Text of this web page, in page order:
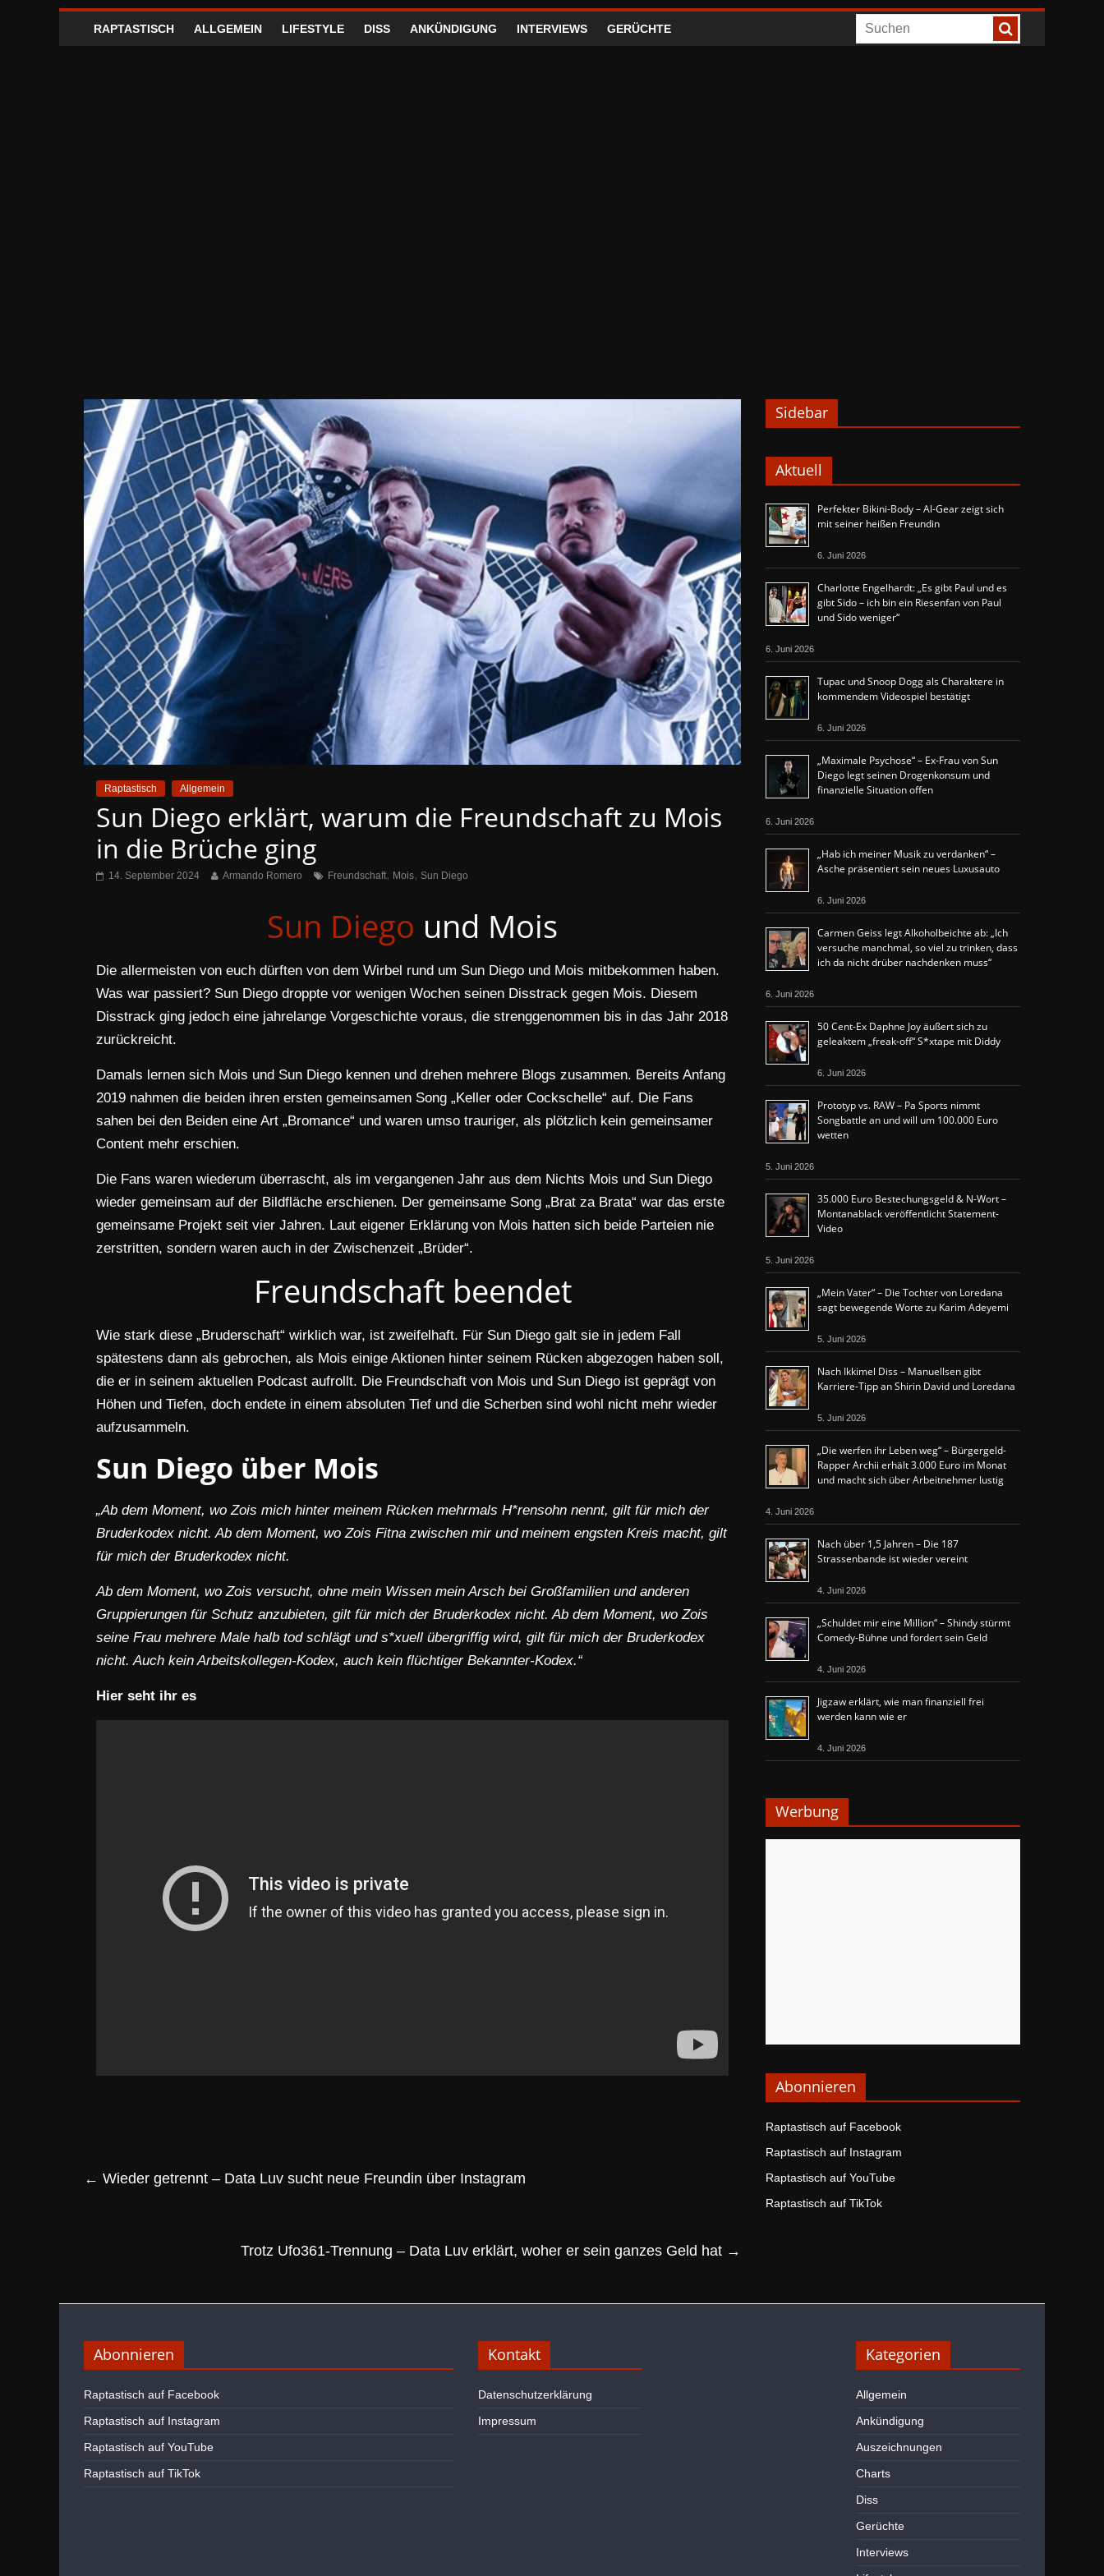
RAPTASTISCH ALLGEMEIN LIFESTYLE DISS ANKÜNDIGUNG INTERVIEWS GERÜCHTE
Raptastisch Allgemein
Sun Diego erklärt, warum die Freundschaft zu Mois
in die Brüche ging
14. September 2024 Armando Romero Freundschaft, Mois, Sun Diego
Sun Diego und Mois
Die allermeisten von euch dürften von dem Wirbel rund um Sun Diego und Mois mitbekommen haben.
Was war passiert? Sun Diego droppte vor wenigen Wochen seinen Disstrack gegen Mois. Diesem
Disstrack ging jedoch eine jahrelange Vorgeschichte voraus, die strenggenommen bis in das Jahr 2018
zurückreicht.
Damals lernen sich Mois und Sun Diego kennen und drehen mehrere Blogs zusammen. Bereits Anfang
2019 nahmen die beiden ihren ersten gemeinsamen Song „Keller oder Cockschelle“ auf. Die Fans
sahen bei den Beiden eine Art „Bromance“ und waren umso trauriger, als plötzlich kein gemeinsamer
Content mehr erschien.
Die Fans waren wiederum überrascht, als im vergangenen Jahr aus dem Nichts Mois und Sun Diego
wieder gemeinsam auf der Bildfläche erschienen. Der gemeinsame Song „Brat za Brata“ war das erste
gemeinsame Projekt seit vier Jahren. Laut eigener Erklärung von Mois hatten sich beide Parteien nie
zerstritten, sondern waren auch in der Zwischenzeit „Brüder“.
Freundschaft beendet
Wie stark diese „Bruderschaft“ wirklich war, ist zweifelhaft. Für Sun Diego galt sie in jedem Fall
spätestens dann als gebrochen, als Mois einige Aktionen hinter seinem Rücken abgezogen haben soll,
die er in seinem aktuellen Podcast aufrollt. Die Freundschaft von Mois und Sun Diego ist geprägt von
Höhen und Tiefen, doch endete in einem absoluten Tief und die Scherben sind wohl nicht mehr wieder
aufzusammeln.
Sun Diego über Mois
„Ab dem Moment, wo Zois mich hinter meinem Rücken mehrmals H*rensohn nennt, gilt für mich der
Bruderkodex nicht. Ab dem Moment, wo Zois Fitna zwischen mir und meinem engsten Kreis macht, gilt
für mich der Bruderkodex nicht.
Ab dem Moment, wo Zois versucht, ohne mein Wissen mein Arsch bei Großfamilien und anderen
Gruppierungen für Schutz anzubieten, gilt für mich der Bruderkodex nicht. Ab dem Moment, wo Zois
seine Frau mehrere Male halb tod schlägt und s*xuell übergriffig wird, gilt für mich der Bruderkodex
nicht. Auch kein Arbeitskollegen-Kodex, auch kein flüchtiger Bekannter-Kodex.“
Hier seht ihr es
← Wieder getrennt – Data Luv sucht neue Freundin über Instagram
Trotz Ufo361-Trennung – Data Luv erklärt, woher er sein ganzes Geld hat →
Sidebar
Aktuell
Perfekter Bikini-Body – Al-Gear zeigt sich
mit seiner heißen Freundin
6. Juni 2026
Charlotte Engelhardt: „Es gibt Paul und es
gibt Sido – ich bin ein Riesenfan von Paul
und Sido weniger“
6. Juni 2026
Tupac und Snoop Dogg als Charaktere in
kommendem Videospiel bestätigt
6. Juni 2026
„Maximale Psychose“ – Ex-Frau von Sun
Diego legt seinen Drogenkonsum und
finanzielle Situation offen
6. Juni 2026
„Hab ich meiner Musik zu verdanken“ –
Asche präsentiert sein neues Luxusauto
6. Juni 2026
Carmen Geiss legt Alkoholbeichte ab: „Ich
versuche manchmal, so viel zu trinken, dass
ich da nicht drüber nachdenken muss“
6. Juni 2026
50 Cent-Ex Daphne Joy äußert sich zu
geleaktem „freak-off“ S*xtape mit Diddy
6. Juni 2026
Prototyp vs. RAW – Pa Sports nimmt
Songbattle an und will um 100.000 Euro
wetten
5. Juni 2026
35.000 Euro Bestechungsgeld & N-Wort –
Montanablack veröffentlicht Statement-
Video
5. Juni 2026
„Mein Vater“ – Die Tochter von Loredana
sagt bewegende Worte zu Karim Adeyemi
5. Juni 2026
Nach Ikkimel Diss – Manuellsen gibt
Karriere-Tipp an Shirin David und Loredana
5. Juni 2026
„Die werfen ihr Leben weg“ – Bürgergeld-
Rapper Archii erhält 3.000 Euro im Monat
und macht sich über Arbeitnehmer lustig
4. Juni 2026
Nach über 1,5 Jahren – Die 187
Strassenbande ist wieder vereint
4. Juni 2026
„Schuldet mir eine Million“ – Shindy stürmt
Comedy-Bühne und fordert sein Geld
4. Juni 2026
Jigzaw erklärt, wie man finanziell frei
werden kann wie er
4. Juni 2026
Werbung
Abonnieren
Raptastisch auf Facebook
Raptastisch auf Instagram
Raptastisch auf YouTube
Raptastisch auf TikTok
Abonnieren
Raptastisch auf Facebook
Raptastisch auf Instagram
Raptastisch auf YouTube
Raptastisch auf TikTok
Kontakt
Datenschutzerklärung
Impressum
Kategorien
Allgemein
Ankündigung
Auszeichnungen
Charts
Diss
Gerüchte
Interviews